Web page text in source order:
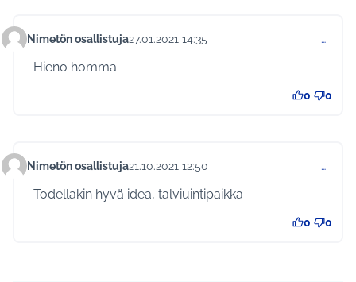
Kommentti 452
Nimetön osallistuja27.01.2021 14:35 …
Hieno homma.
0 0
Kommentti 542
Nimetön osallistuja21.10.2021 12:50 …
Todellakin hyvä idea, talviuintipaikka
0 0